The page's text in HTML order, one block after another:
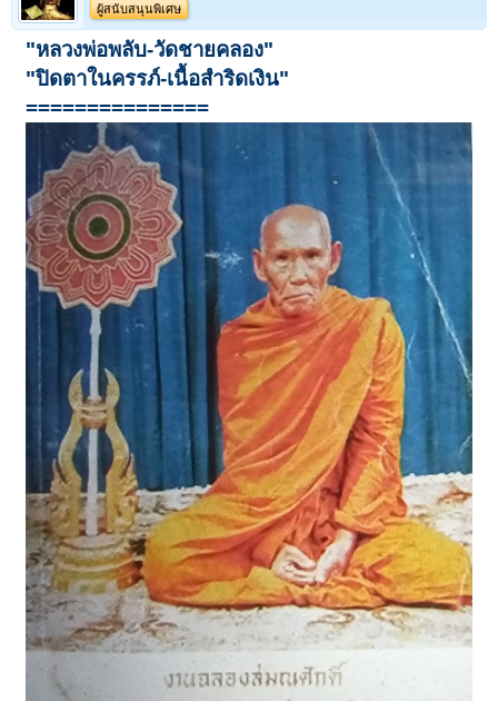
ผู้สนับสนุนพิเศษ
"หลวงพ่อพลับ-วัดชายคลอง"
"ปิดตาในครรภ์-เนื้อสำริดเงิน"
===============